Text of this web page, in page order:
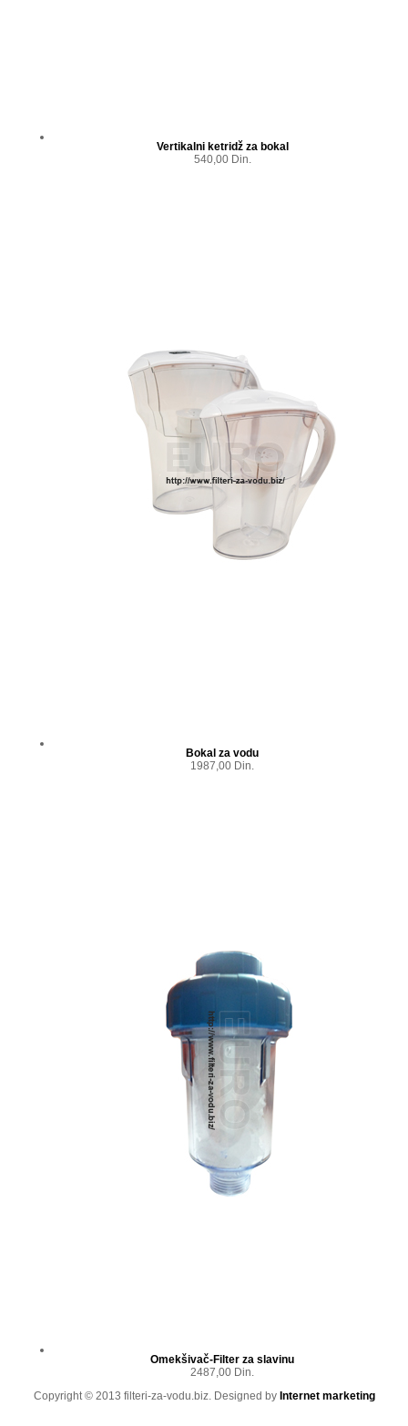
Vertikalni ketridž za bokal
540,00 Din.
Bokal za vodu
1987,00 Din.
Omekšivač-Filter za slavinu
2487,00 Din.
Copyright © 2013 filteri-za-vodu.biz. Designed by Internet marketing